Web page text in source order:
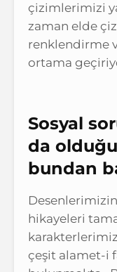
çizimlerimizi
zaman elde
renklendirme
ortama
Sosyal
da
bundan
hikayeleri
çeşit alamet-i